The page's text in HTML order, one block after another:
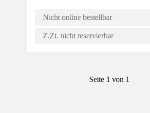
Nicht online bestellbar
Z.Zt. nicht reservierbar
Seite 1 von 1